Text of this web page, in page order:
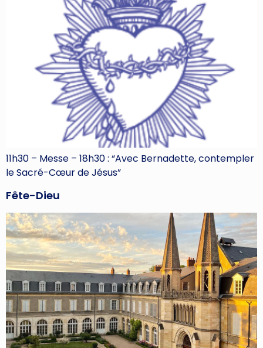
11h30 – Messe – 18h30 : “Avec Bernadette, contempler
le Sacré-Cœur de Jésus”
Fête-Dieu